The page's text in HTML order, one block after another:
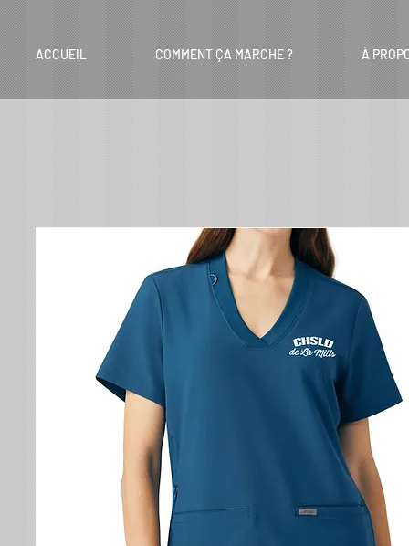
ACCUEIL COMMENT ÇA MARCHE ? À